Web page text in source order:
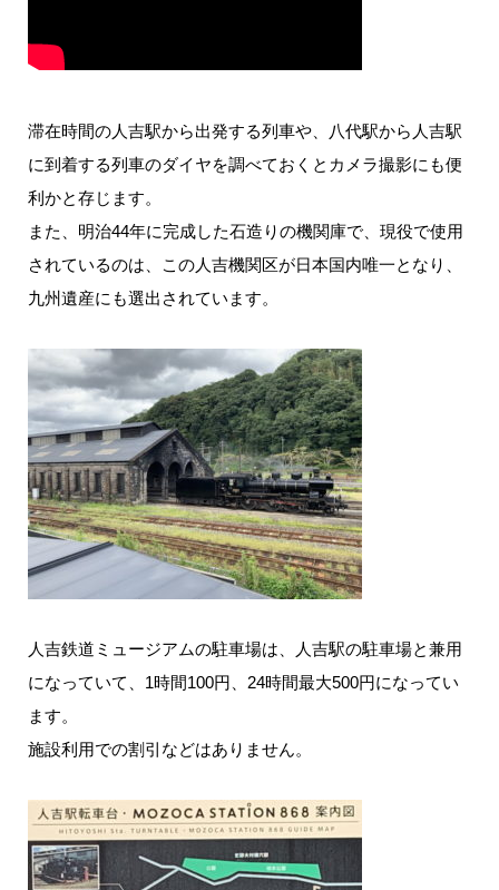
滞在時間の人吉駅から出発する列車や、八代駅から人吉駅
に到着する列車のダイヤを調べておくとカメラ撮影にも便
利かと存じます。
また、明治44年に完成した石造りの機関庫で、現役で使用
されているのは、この人吉機関区が日本国内唯一となり、
九州遺産にも選出されています。
人吉鉄道ミュージアムの駐車場は、人吉駅の駐車場と兼用
になっていて、1時間100円、24時間最大500円になってい
ます。
施設利用での割引などはありません。